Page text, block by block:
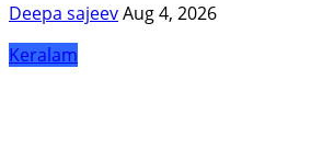
Deepa sajeevAug 4, 2026
Keralam